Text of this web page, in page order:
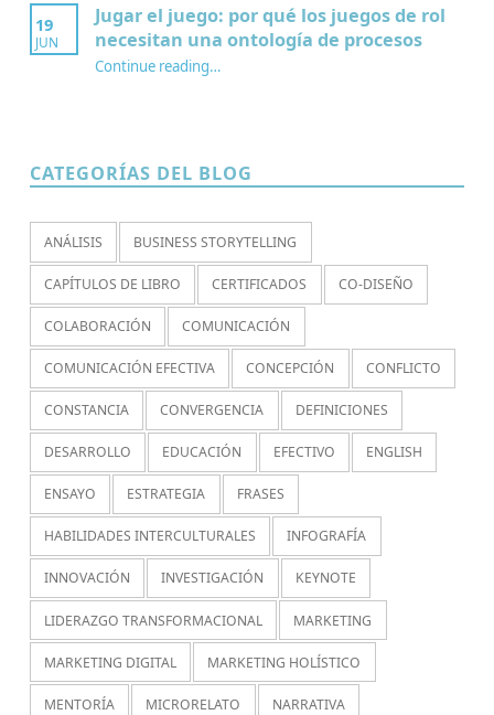
19
JUN
Jugar el juego: por qué los juegos de rol
necesitan una ontología de procesos
Continue reading“Jugar el juego: por qué los juegos de rol necesitan una ontología de procesos”
…
CATEGORÍAS DEL BLOG
ANÁLISIS BUSINESS STORYTELLING
CAPÍTULOS DE LIBRO CERTIFICADOS CO-DISEÑO
COLABORACIÓN COMUNICACIÓN
COMUNICACIÓN EFECTIVA CONCEPCIÓN CONFLICTO
CONSTANCIA CONVERGENCIA DEFINICIONES
DESARROLLO EDUCACIÓN EFECTIVO ENGLISH
ENSAYO ESTRATEGIA FRASES
HABILIDADES INTERCULTURALES INFOGRAFÍA
INNOVACIÓN INVESTIGACIÓN KEYNOTE
LIDERAZGO TRANSFORMACIONAL MARKETING
MARKETING DIGITAL MARKETING HOLÍSTICO
MENTORÍA MICRORELATO NARRATIVA